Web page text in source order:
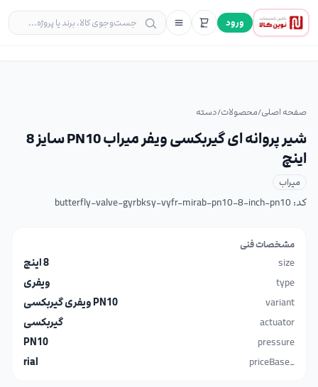
ورود
صفحه اصلی/محصولات/دسته
شیر پروانه ای گیربکسی ویفر میراب PN10 سایز 8
اینچ
میراب
کد: butterfly-valve-gyrbksy-vyfr-mirab-pn10-8-inch-pn10
مشخصات فنی
size
8 اینچ
type
ویفری
variant
PN10 ویفری گیربکسی
actuator
گیربکسی
pressure
PN10
_priceBase
rial